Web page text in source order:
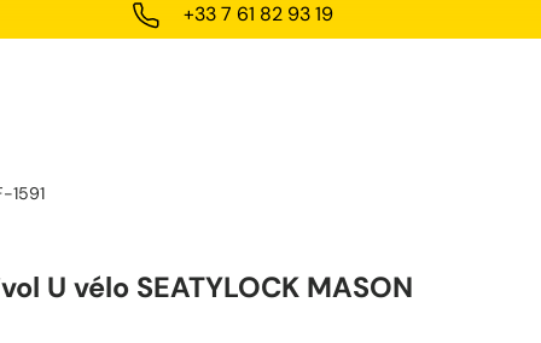
+33 7 61 82 93 19
1591
U vélo SEATYLOCK MASON